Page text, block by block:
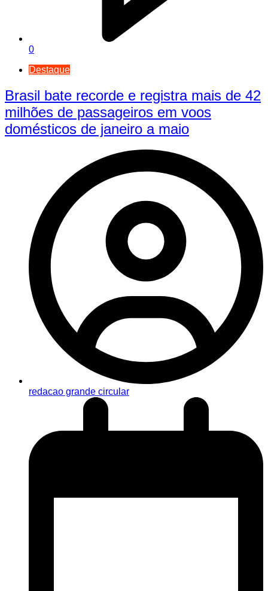
0
Destaque
Brasil bate recorde e registra mais de 42
milhões de passageiros em voos
domésticos de janeiro a maio
redacao grande circular